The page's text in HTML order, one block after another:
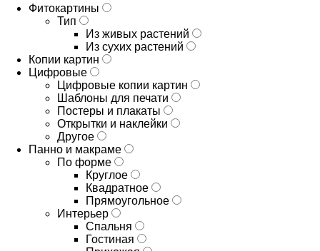
Фитокартины
Тип
Из живых растений
Из сухих растений
Копии картин
Цифровые
Цифровые копии картин
Шаблоны для печати
Постеры и плакаты
Открытки и наклейки
Другое
Панно и макраме
По форме
Круглое
Квадратное
Прямоугольное
Интерьер
Спальня
Гостиная